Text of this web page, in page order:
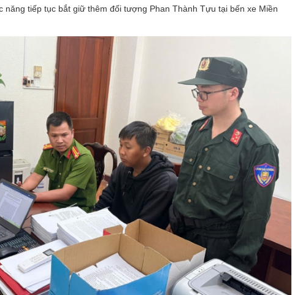
tiếp tục bắt giữ thêm đối tượng Phan Thành Tựu tại bến xe Miền